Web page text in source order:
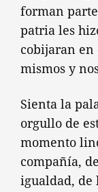
forman
patria les
cobijaran en
mismos y
Sienta la
orgullo de
momento
compañía,
igualdad, de